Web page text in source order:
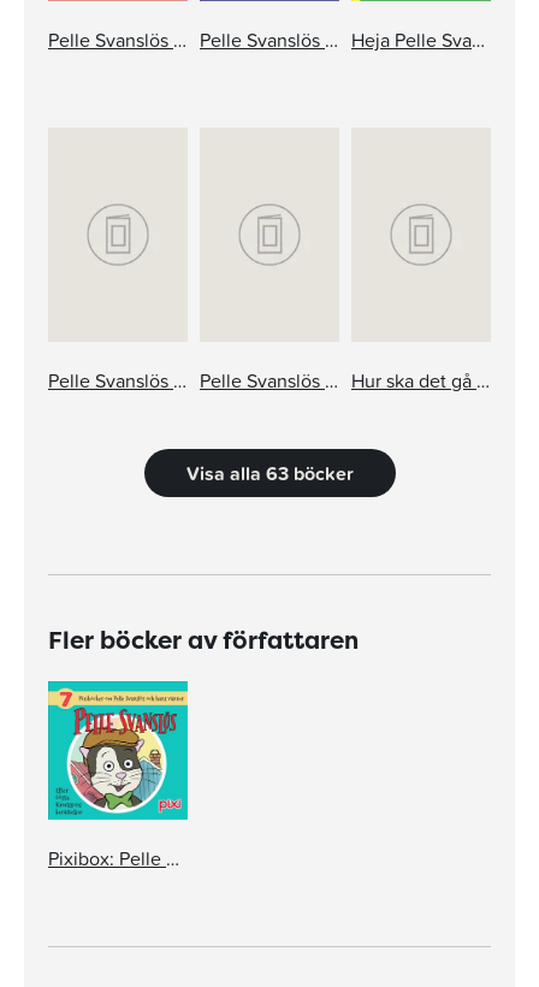
Pelle Svanslös skola. Sjukdomar, virus och att tvätta händerna Pelle Svanslös hjälper till Heja Pelle Svanslös
Pelle Svanslös och taxen Max Pelle Svanslös i skolan Hur ska det gå för Pelle Svanslös?
Visa alla 63 böcker
Fler böcker av författaren
Pixibox: Pelle Svanslös